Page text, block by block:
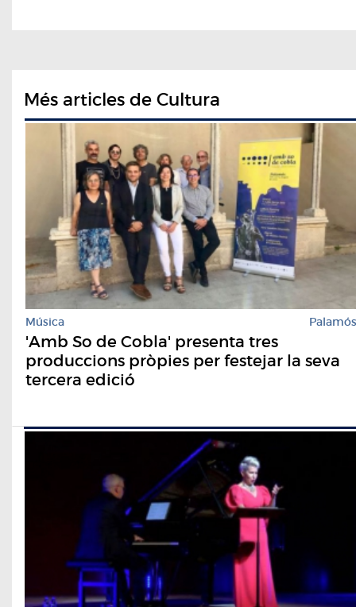
Més articles de Cultura
Música Palamós
'Amb So de Cobla' presenta tres
produccions pròpies per festejar la seva
tercera edició